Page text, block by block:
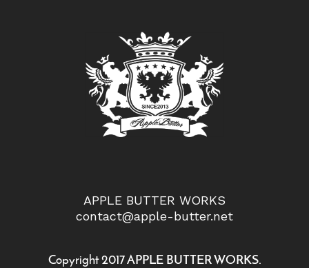
APPLE BUTTER WORKS
contact@apple-butter.net
Copyright 2017 APPLE BUTTER WORKS.